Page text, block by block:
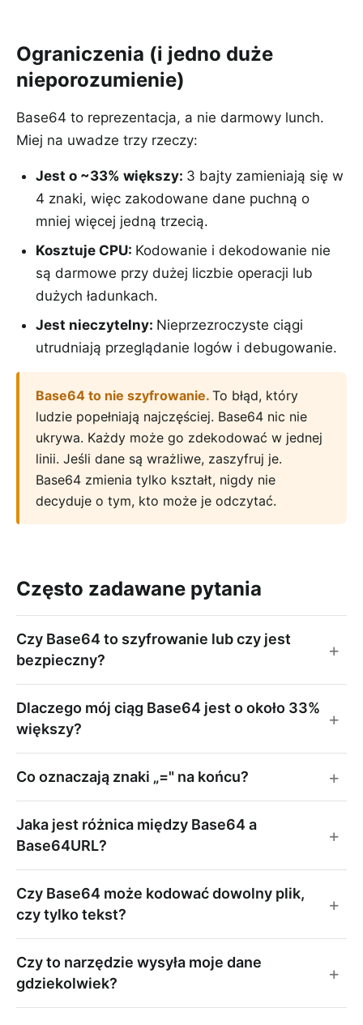
Ograniczenia (i jedno duże
nieporozumienie)
Base64 to reprezentacja, a nie darmowy lunch.
Miej na uwadze trzy rzeczy:
Jest o ~33% większy: 3 bajty zamieniają się w
4 znaki, więc zakodowane dane puchną o
mniej więcej jedną trzecią.
Kosztuje CPU: Kodowanie i dekodowanie nie
są darmowe przy dużej liczbie operacji lub
dużych ładunkach.
Jest nieczytelny: Nieprzezroczyste ciągi
utrudniają przeglądanie logów i debugowanie.
Base64 to nie szyfrowanie. To błąd, który
ludzie popełniają najczęściej. Base64 nic nie
ukrywa. Każdy może go zdekodować w jednej
linii. Jeśli dane są wrażliwe, zaszyfruj je.
Base64 zmienia tylko kształt, nigdy nie
decyduje o tym, kto może je odczytać.
Często zadawane pytania
Czy Base64 to szyfrowanie lub czy jest
bezpieczny?
Dlaczego mój ciąg Base64 jest o około 33%
większy?
Co oznaczają znaki „=" na końcu?
Jaka jest różnica między Base64 a
Base64URL?
Czy Base64 może kodować dowolny plik,
czy tylko tekst?
Czy to narzędzie wysyła moje dane
gdziekolwiek?